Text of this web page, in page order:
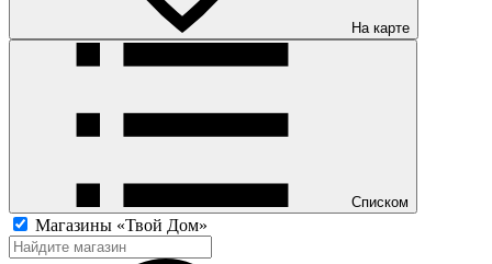
На карте
Списком
Магазины «Твой Дом»